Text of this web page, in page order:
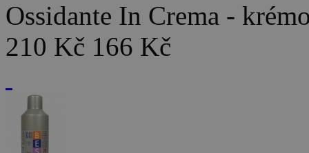
Ossidante In Crema -
210 Kč 166 Kč